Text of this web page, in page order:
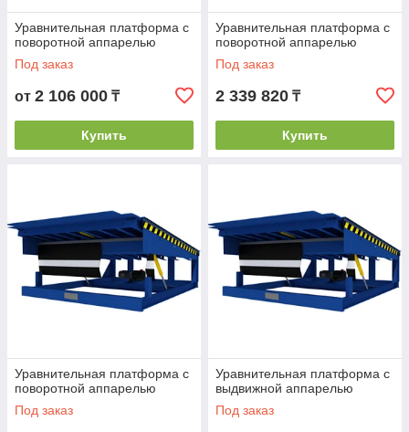
Уравнительная платформа с
поворотной аппарелью
Под заказ
от 2 106 000 ₸
Купить
Уравнительная платформа с
поворотной аппарелью
Под заказ
2 339 820 ₸
Купить
Уравнительная платформа с
поворотной аппарелью
Под заказ
Уравнительная платформа с
выдвижной аппарелью
Под заказ